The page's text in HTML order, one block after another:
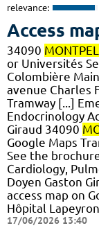
relevance:
Access
34090
or Universités
Colombière
avenue Charles
Tramway [...]
Endocrinology
Giraud 34090
Google Maps
See the
Cardiology,
Doyen Gaston
access map on
Hôpital
17/06/2026 13:40